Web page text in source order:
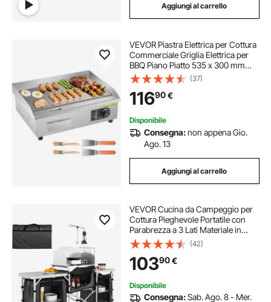
Aggiungi al carrello
VEVOR Piastra Elettrica per Cottura
Commerciale Griglia Elettrica per
BBQ Piano Piatto 535 x 300 mm
3200 W, Temperatura Regolabile tra
50-300 °C, Griglia da Banco in
Acciaio Inox per Bistecche
(37)
11690€
Disponibile
Consegna:non appena Gio.
Ago. 13
Aggiungi al carrello
VEVOR Cucina da Campeggio per
Cottura Pieghevole Portatile con
Parabrezza a 3 Lati Materiale in
Alluminio Ferro MDF Dimensioni
Estese 174x176x46 cm, Tavolo
Pieghevole Portaoggetti da
Campeggio per BBQ
(42)
10390€
Disponibile
Consegna:Sab. Ago. 8 - Mer.